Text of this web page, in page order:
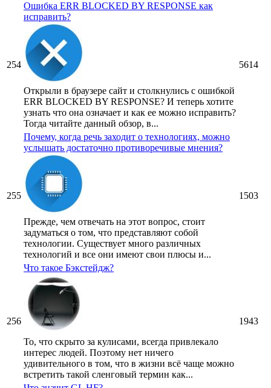
254
Ошибка ERR BLOCKED BY RESPONSE как
исправить?
Открыли в браузере сайт и столкнулись с ошибкой
ERR BLOCKED BY RESPONSE? И теперь хотите
узнать что она означает и как ее можно исправить?
Тогда читайте данный обзор, в...
5614
255
Почему, когда речь заходит о технологиях, можно
услышать достаточно противоречивые мнения?
Прежде, чем отвечать на этот вопрос, стоит
задуматься о том, что представляют собой
технологии. Существует много различных
технологий и все они имеют свои плюсы и...
1503
256
Что такое Бэкстейдж?
То, что скрыто за кулисами, всегда привлекало
интерес людей. Поэтому нет ничего
удивительного в том, что в жизни всё чаще можно
встретить такой сленговый термин как...
1943